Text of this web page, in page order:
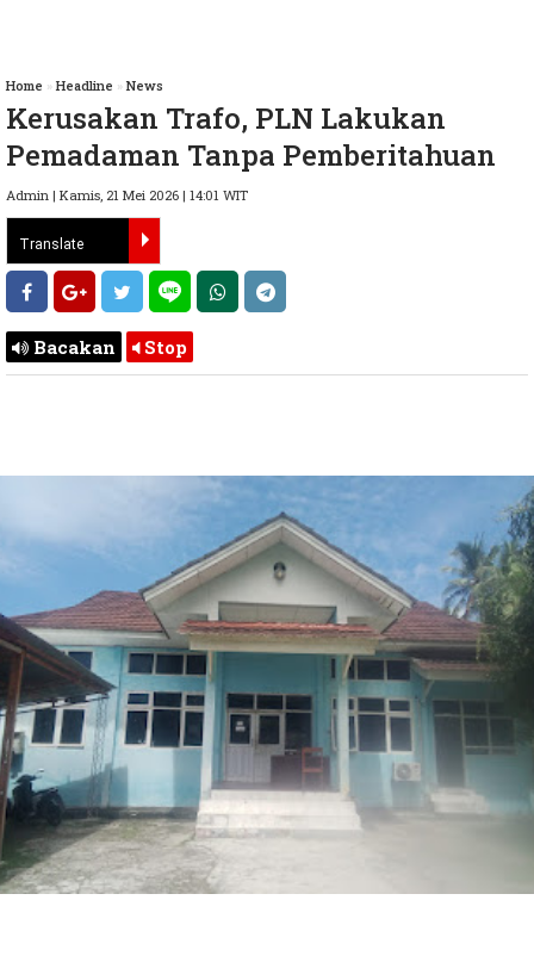
Home » Headline » News
Kerusakan Trafo, PLN Lakukan
Pemadaman Tanpa Pemberitahuan
Admin | Kamis, 21 Mei 2026 | 14:01 WIT
Bacakan Stop